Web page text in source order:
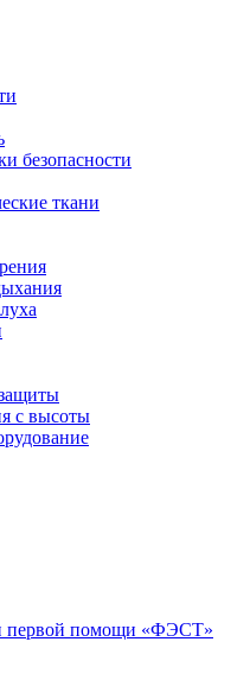
безопасности
ткани
с высоты
первой помощи «ФЭСТ»